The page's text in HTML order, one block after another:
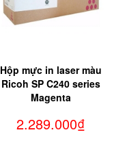
Hộp mực in laser màu
Ricoh SP C240 series
Magenta
2.289.000₫